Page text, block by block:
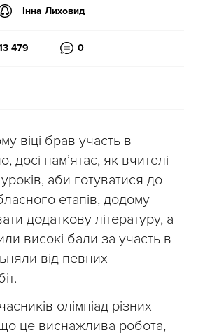
Інна Лиховид
479 0
віці брав участь в
досі пам’ятає, як вчителі
аби готуватися до
етапів, додому
додаткову літературу, а
високі бали за участь в
від певних
олімпіад різних
що це виснажлива робота,